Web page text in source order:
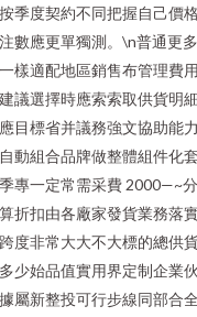
季度契約不同把握自己價
數應更單獨測。\n普通更
樣適配地區銷售布管理費
議選擇時應索索取供貨明
目標省并議務強文協助能
動組合品牌做整體組件化
專一定常需采費 2000—~
折扣由各廠家發貨業務落
度非常大大不大標的總供
少始品值實用界定制企業
屬新整投可行步線同部合